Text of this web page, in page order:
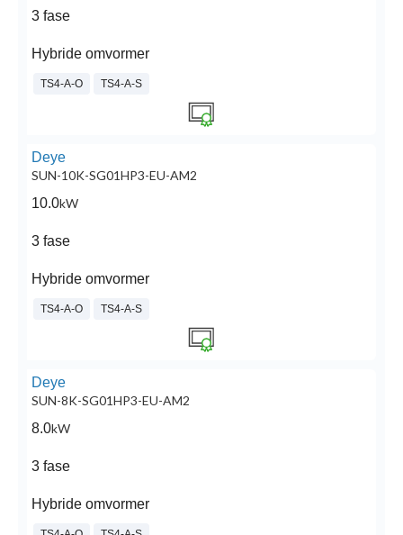
3 fase
Hybride omvormer
TS4-A-O TS4-A-S
Deye
SUN-10K-SG01HP3-EU-AM2
10.0kW
3 fase
Hybride omvormer
TS4-A-O TS4-A-S
Deye
SUN-8K-SG01HP3-EU-AM2
8.0kW
3 fase
Hybride omvormer